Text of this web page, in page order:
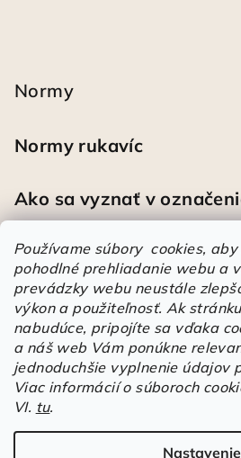
Používame súbory cookies,
pohodlné prehliadanie webu a
prevádzky webu neustále
výkon a použiteľnosť. Ak
nabudúce, pripojíte sa vďaka
a náš web Vám ponúkne
jednoduchšie vyplnenie údajov
Viac informácií o súboroch
VI. tu.
Nastavenie
Normy
Normy rukavíc
Ako sa vyznať v
Heureka
Hodnotenie produktu je 5 z
| Mária
Á
u